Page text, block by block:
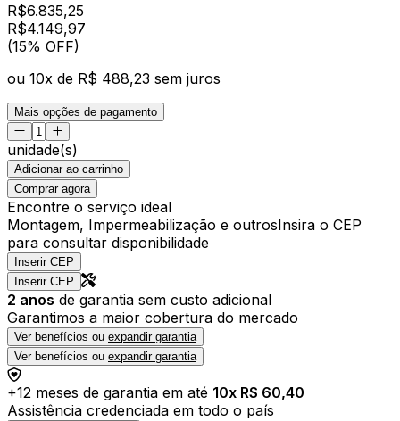
R$6.835,25
R$4.149,97
(15% OFF)
ou 10x de R$ 488,23 sem juros
Mais opções de pagamento
unidade(s)
Adicionar ao carrinho
Comprar agora
Encontre o serviço ideal
Montagem, Impermeabilização e outrosInsira o CEP
para consultar disponibilidade
Inserir CEP
Inserir CEP
2 anos de garantia sem custo adicional
Garantimos a maior cobertura do mercado
Ver benefícios ou expandir garantia
Ver benefícios ou expandir garantia
+12 meses de garantia em até 10x R$ 60,40
Assistência credenciada em todo o país